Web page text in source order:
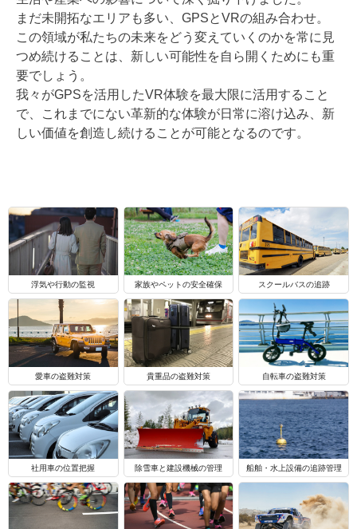
まだ未開拓なエリアも多い、GPSとVRの組み合わせ。
この領域が私たちの未来をどう変えていくのかを常に見
つめ続けることは、新しい可能性を自ら開くためにも重
要でしょう。
我々がGPSを活用したVR体験を最大限に活用すること
で、これまでにない革新的な体験が日常に溶け込み、新
しい価値を創造し続けることが可能となるのです。
浮気や行動の監視 家族やペットの安全確保 スクールバスの追跡
愛車の盗難対策 貴重品の盗難対策 自転車の盗難対策
社用車の位置把握 除雪車と建設機械の管理 船舶・水上設備の追跡管理